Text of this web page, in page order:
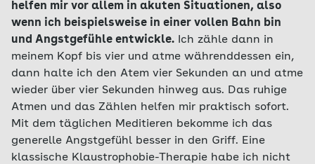
helfen mir vor allem in akuten Situationen, also
wenn ich beispielsweise in einer vollen Bahn bin
und Angstgefühle entwickle. Ich zähle dann in
meinem Kopf bis vier und atme währenddessen ein,
dann halte ich den Atem vier Sekunden an und atme
wieder über vier Sekunden hinweg aus. Das ruhige
Atmen und das Zählen helfen mir praktisch sofort.
Mit dem täglichen Meditieren bekomme ich das
generelle Angstgefühl besser in den Griff. Eine
klassische Klaustrophobie-Therapie habe ich nicht